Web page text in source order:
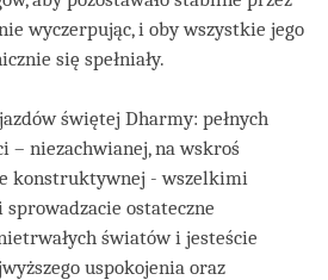
wyczerpując, i oby wszystkie jego
się spełniały.
świętej Dharmy: pełnych
– niezachwianej, na wskroś
konstruktywnej - wszelkimi
ostateczne
światów i jesteście
uspokojenia oraz